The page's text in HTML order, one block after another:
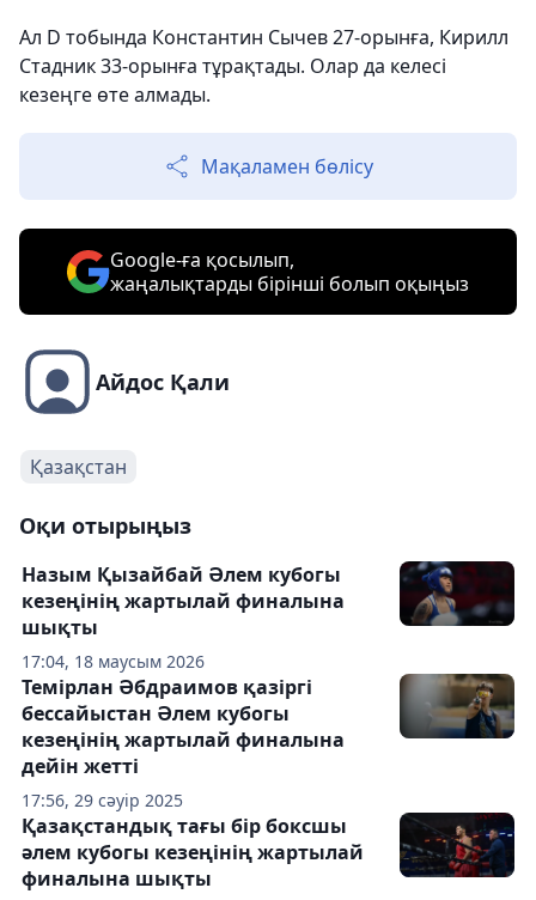
Ал D тобында Константин Сычев 27-орынға, Кирилл
Стадник 33-орынға тұрақтады. Олар да келесі
кезеңге өте алмады.
Мақаламен бөлісу
Google-ға қосылып,
жаңалықтарды бірінші болып оқыңыз
Айдос Қали
Қазақстан
Оқи отырыңыз
17:04, 18 маусым 2026
Назым Қызайбай Әлем кубогы
кезеңінің жартылай финалына
шықты
17:56, 29 сәуір 2025
Темірлан Әбдраимов қазіргі
бессайыстан Әлем кубогы
кезеңінің жартылай финалына
дейін жетті
Қазақстандық тағы бір боксшы
әлем кубогы кезеңінің жартылай
финалына шықты